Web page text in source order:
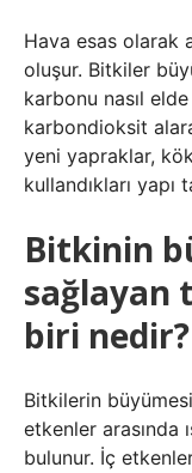
Hava esas olarak
oluşur. Bitkiler
karbonu nasıl
karbondioksit
yeni yapraklar,
kullandıkları yapı
Bitkinin
sağlayan
biri nedir?
Bitkilerin
etkenler arasında
bulunur. İç